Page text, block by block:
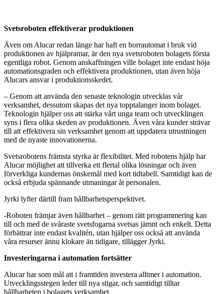
Svetsroboten effektiverar produktionen
Även om Alucar redan länge har haft en borrautomat i bruk vid
produktionen av hjälpramar, är den nya svetsroboten bolagets första
egentliga robot. Genom anskaffningen ville bolaget inte endast höja
automationsgraden och effektivera produktionen, utan även höja
Alucars ansvar i produktionsskedet.
– Genom att använda den senaste teknologin utvecklas vår
verksamhet, dessutom skapas det nya topptalanger inom bolaget.
Teknologin hjälper oss att stärka vårt unga team och utvecklingen
syns i flera olika skeden av produktionen. Även våra kunder strävar
till att effektivera sin verksamhet genom att uppdatera utrustningen
med de nyaste innovationerna.
Svetsrobotens främsta styrka är flexibilitet. Med robotens hjälp har
Alucar möjlighet att tillverka ett flertal olika lösningar och även
förverkliga kundernas önskemål med kort tidtabell. Samtidigt kan de
också erbjuda spännande utmaningar åt personalen.
Jyrki lyfter därtill fram hållbarhetsperspektivet.
-Roboten främjar även hållbarhet – genom rätt programmering kan
till och med de svåraste svetsfogarna svetsas jämnt och enkelt. Detta
förbättrar inte endast kvalitén, utan hjälper oss också att använda
våra resurser ännu klokare än tidigare, tillägger Jyrki.
Investeringarna i automation fortsätter
Alucar har som mål att i framtiden investera alltmer i automation.
Utvecklingsstegen leder till nya stigar, och samtidigt tilltar
hållbarheten i bolagets verksamhet.